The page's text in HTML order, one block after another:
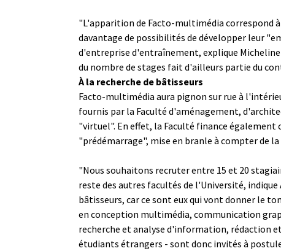
"L'apparition de Facto-multimédia correspond
davantage de possibilités de développer leur
d'entreprise d'entraînement, explique
du nombre de stages fait d'ailleurs partie du
À la recherche de bâtisseurs
Facto-multimédia aura pignon sur rue à
fournis par la Faculté d'aménagement,
"virtuel". En effet, la Faculté finance également
"prédémarrage", mise en branle à compter de
"Nous souhaitons recruter entre 15 et 20
reste des autres facultés de l'Université,
bâtisseurs, car ce sont eux qui vont donner le
en conception multimédia, communication
recherche et analyse d'information, rédaction
étudiants étrangers - sont donc invités à